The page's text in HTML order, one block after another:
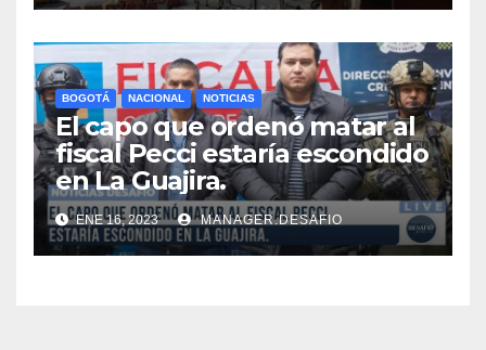
BOGOTÁ NACIONAL NOTICIAS
El capo que ordenó matar al
fiscal Pecci estaría escondido
en La Guajira.
ENE 16, 2023 MANAGER.DESAFIO